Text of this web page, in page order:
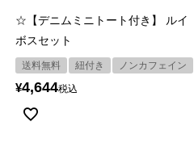
☆【デニムミニトート付き】 ルイ
ボスセット
送料無料 紐付き ノンカフェイン
¥4,644税込